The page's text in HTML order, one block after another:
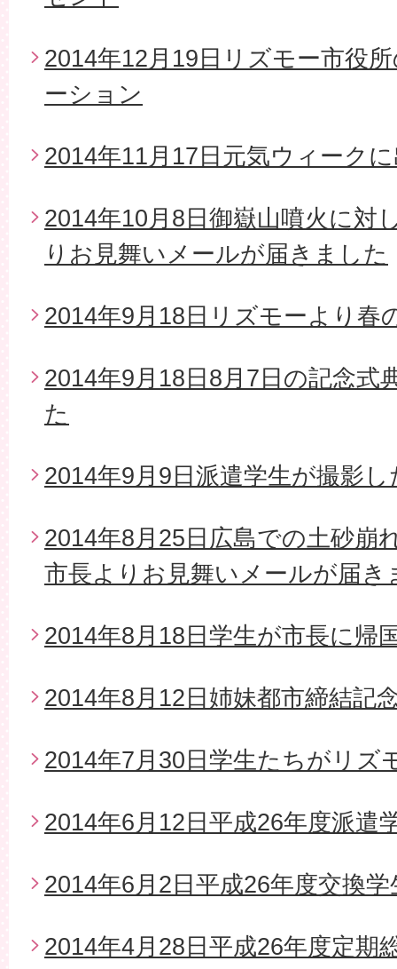
2014年12月19日リズモー市役
ーション
2014年11月17日元気ウィーク
2014年10月8日御嶽山噴火に対
りお見舞いメールが届きました
2014年9月18日リズモーより春
2014年9月18日8月7日の記念式
た
2014年9月9日派遣学生が撮影し
2014年8月25日広島での土砂崩
市長よりお見舞いメールが届き
2014年8月18日学生が市長に帰
2014年8月12日姉妹都市締結記
2014年7月30日学生たちがリズ
2014年6月12日平成26年度派遣
2014年6月2日平成26年度交換
2014年4月28日平成26年度定期